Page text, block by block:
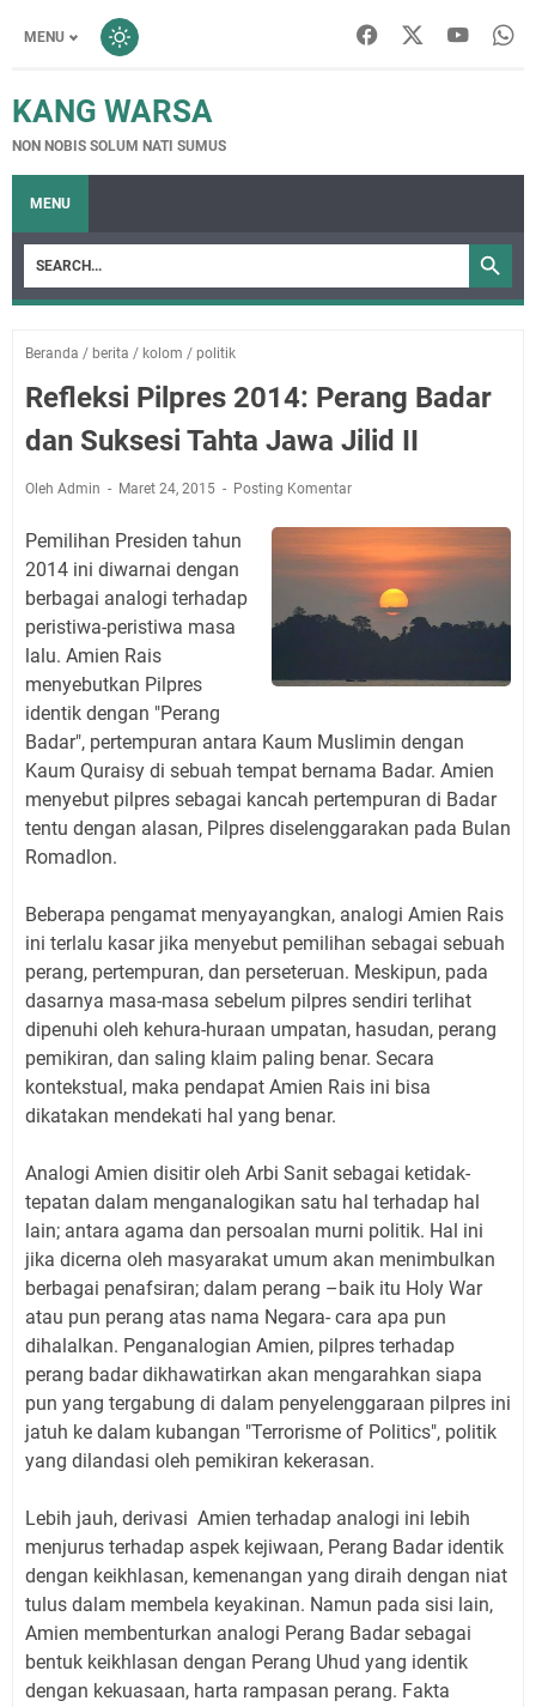
MENU
KANG WARSA
NON NOBIS SOLUM NATI SUMUS
MENU
Beranda / berita / kolom / politik
Refleksi Pilpres 2014: Perang Badar
dan Suksesi Tahta Jawa Jilid II
Oleh Admin Maret 24, 2015 Posting Komentar
Pemilihan Presiden tahun
2014 ini diwarnai dengan
berbagai analogi terhadap
peristiwa-peristiwa masa
lalu. Amien Rais
menyebutkan Pilpres
identik dengan "Perang
Badar", pertempuran antara Kaum Muslimin dengan
Kaum Quraisy di sebuah tempat bernama Badar. Amien
menyebut pilpres sebagai kancah pertempuran di Badar
tentu dengan alasan, Pilpres diselenggarakan pada Bulan
Romadlon.
Beberapa pengamat menyayangkan, analogi Amien Rais
ini terlalu kasar jika menyebut pemilihan sebagai sebuah
perang, pertempuran, dan perseteruan. Meskipun, pada
dasarnya masa-masa sebelum pilpres sendiri terlihat
dipenuhi oleh kehura-huraan umpatan, hasudan, perang
pemikiran, dan saling klaim paling benar. Secara
kontekstual, maka pendapat Amien Rais ini bisa
dikatakan mendekati hal yang benar.
Analogi Amien disitir oleh Arbi Sanit sebagai ketidak-
tepatan dalam menganalogikan satu hal terhadap hal
lain; antara agama dan persoalan murni politik. Hal ini
jika dicerna oleh masyarakat umum akan menimbulkan
berbagai penafsiran; dalam perang –baik itu Holy War
atau pun perang atas nama Negara- cara apa pun
dihalalkan. Penganalogian Amien, pilpres terhadap
perang badar dikhawatirkan akan mengarahkan siapa
pun yang tergabung di dalam penyelenggaraan pilpres ini
jatuh ke dalam kubangan "Terrorisme of Politics", politik
yang dilandasi oleh pemikiran kekerasan.
Lebih jauh, derivasi Amien terhadap analogi ini lebih
menjurus terhadap aspek kejiwaan, Perang Badar identik
dengan keikhlasan, kemenangan yang diraih dengan niat
tulus dalam membela keyakinan. Namun pada sisi lain,
Amien membenturkan analogi Perang Badar sebagai
bentuk keikhlasan dengan Perang Uhud yang identik
dengan kekuasaan, harta rampasan perang. Fakta